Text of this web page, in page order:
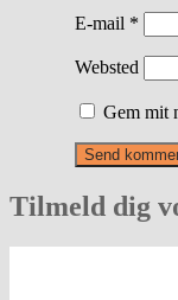
E-mail *
Websted
Gem mit
Tilmeld dig